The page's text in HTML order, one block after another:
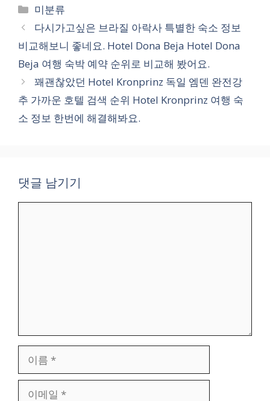
카
테
고
리
미분류
다시가고싶은 브라질 아락사 특별한 숙소 정보
비교해보니 좋네요. Hotel Dona Beja Hotel Dona
Beja 여행 숙박 예약 순위로 비교해 봤어요.
꽤괜찮았던 Hotel Kronprinz 독일 엠덴 완전강
추 가까운 호텔 검색 순위 Hotel Kronprinz 여행 숙
소 정보 한번에 해결해봐요.
댓글 남기기